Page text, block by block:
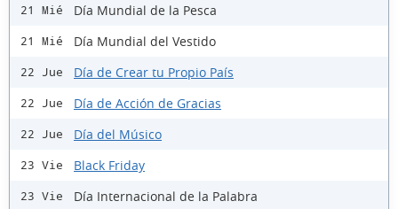
21 Mié Día Mundial de la Pesca
21 Mié Día Mundial del Vestido
22 Jue Día de Crear tu Propio País
22 Jue Día de Acción de Gracias
22 Jue Día del Músico
23 Vie Black Friday
23 Vie Día Internacional de la Palabra